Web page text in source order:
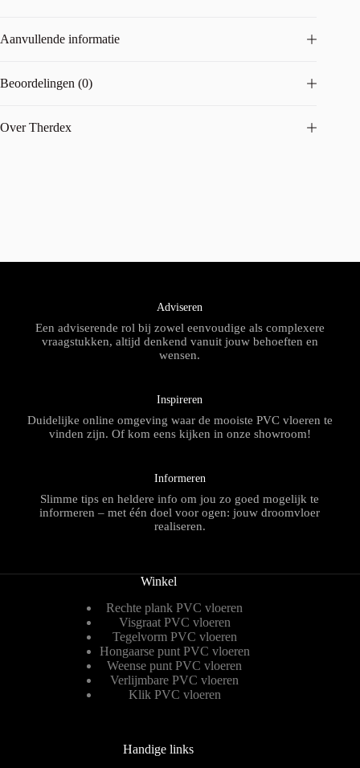
Aanvullende informatie
Beoordelingen (0)
Over Therdex
Adviseren
Een adviserende rol bij zowel eenvoudige als complexere
vraagstukken, altijd denkend vanuit jouw behoeften en
wensen.
Inspireren
Duidelijke online omgeving waar de mooiste PVC vloeren te
vinden zijn. Of kom eens kijken in onze showroom!
Informeren
Slimme tips en heldere info om jou zo goed mogelijk te
informeren – met één doel voor ogen: jouw droomvloer
realiseren.
Winkel
Rechte plank PVC vloeren
Visgraat PVC vloeren
Tegelvorm PVC vloeren
Hongaarse punt PVC vloeren
Weense punt PVC vloeren
Verlijmbare PVC vloeren
Klik PVC vloeren
Handige links